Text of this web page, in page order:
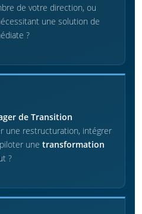
de votre direction, ou
une solution de
?
de Transition
une restructuration, intégrer
une transformation
?